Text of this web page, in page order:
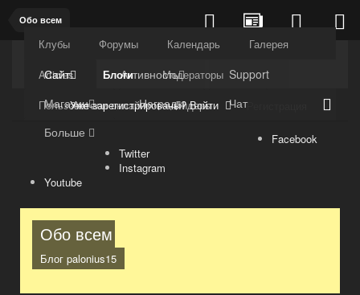
Обо всем
Kuli4kam.net Дружный форум
Сайт
Клубы Форумы Календарь
Галерея
Articles
Блоги
Модераторы
Пользователи онлайн
Лидеры
Активность
Support
Магазин
Награды
Чат
Больше
Уже зарегистрированы? Войти Регистрация
Facebook
Twitter
Instagram
Youtube
Обо всем
Блог palonius15